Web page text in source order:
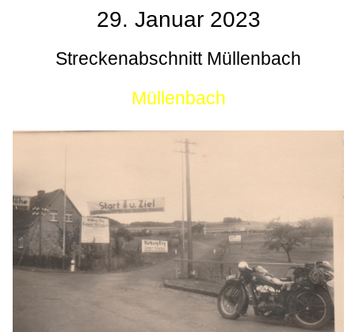
29. Januar 2023
Streckenabschnitt Müllenbach
Müllenbach